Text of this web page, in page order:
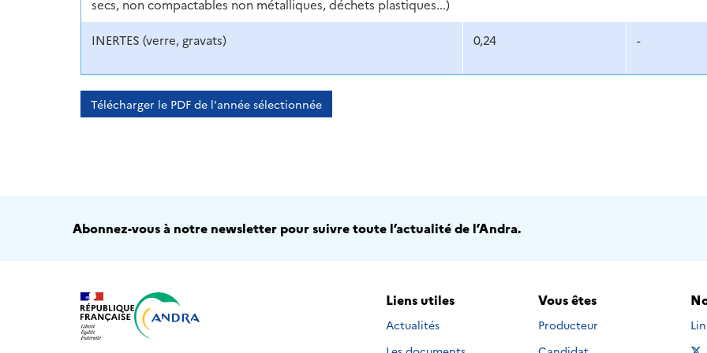
secs, non compactables non métalliques, déchets plastiques...)
INERTES (verre, gravats) 0,24 -
Télécharger le PDF de l'année sélectionnée
Abonnez-vous à notre newsletter pour suivre toute l’actualité de l’Andra.
Liens utiles
Actualités
Vous êtes
Producteur